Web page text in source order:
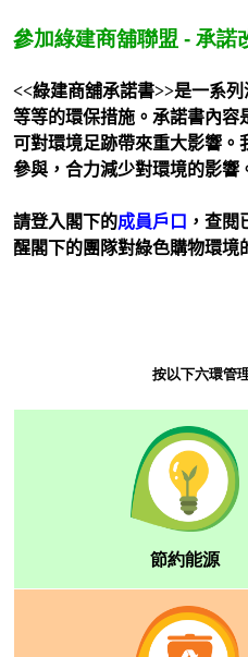
參加綠建商舖聯盟 - 承諾
<<綠建商舖承諾書>>是一系
等等的環保措施。承諾書內容
可對環境足跡帶來重大影響。
參與，合力減少對環境的影響
請登入閣下的成員戶口 ，查
醒閣下的團隊對綠色購物環境
按以下六環管
節約能源